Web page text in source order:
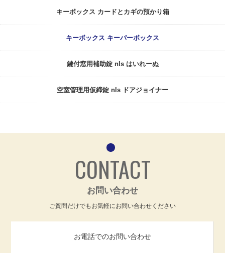
キーボックス カードとカギの預かり箱
キーボックス キーパーボックス
鍵付窓用補助錠 nls はいれーぬ
空室管理用仮締錠 nls ドアジョイナー
CONTACT
お問い合わせ
ご質問だけでもお気軽にお問い合わせください
お電話でのお問い合わせ